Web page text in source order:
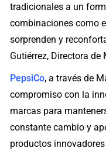
tradicionales a un
combinaciones como
sorprenden y
Gutiérrez, Directora
PepsiCo, a través de
compromiso con la
marcas para
constante cambio y
productos